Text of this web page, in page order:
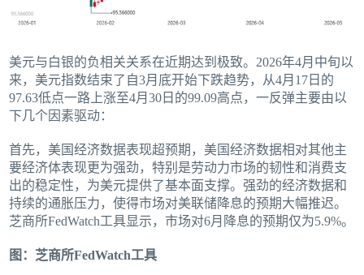
美元与白银的负相关关系在近期达到极致。2026年4月中旬以
来，美元指数结束了自3月底开始下跌趋势，从4月17日的
97.63低点一路上涨至4月30日的99.09高点，一反弹主要由以
下几个因素驱动：
首先，美国经济数据表现超预期，美国经济数据相对其他主
要经济体表现更为强劲，特别是劳动力市场的韧性和消费支
出的稳定性，为美元提供了基本面支撑。强劲的经济数据和
持续的通胀压力，使得市场对美联储降息的预期大幅推迟。
芝商所FedWatch工具显示，市场对6月降息的预期仅为5.9%。
图：芝商所FedWatch工具